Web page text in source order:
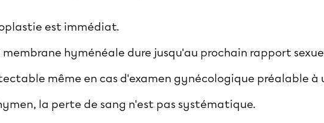
est immédiat.
hyménéale dure jusqu'au prochain rapport
même en cas d'examen gynécologique préalable à
la perte de sang n'est pas systématique.